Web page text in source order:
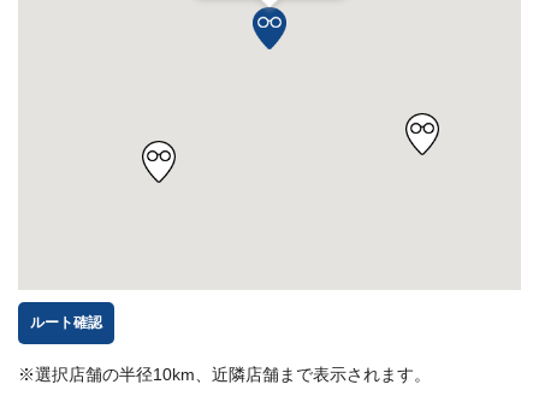
ルート確認
※選択店舗の半径10km、近隣店舗まで表示されます。